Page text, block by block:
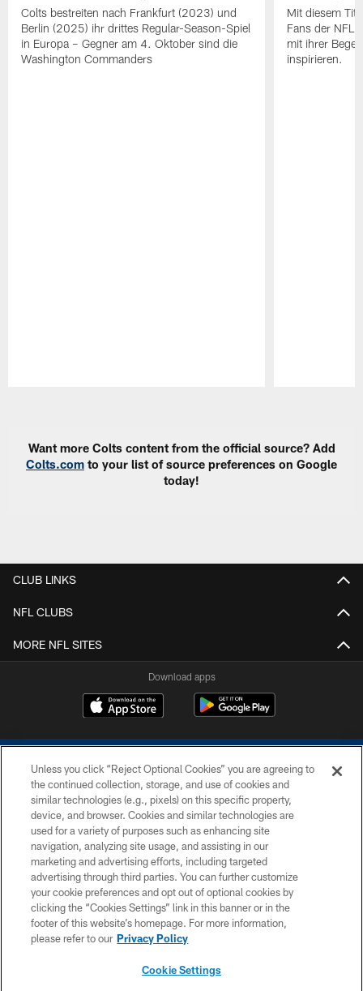
Colts bestreiten nach Frankfurt (2023) und
Berlin (2025) ihr drittes Regular-Season-Spiel
in Europa – Gegner am 4. Oktober sind die
Washington Commanders
Mit diesem
Fans der NFL
mit ihrer
inspirieren.
Want more Colts content from the official source? Add
Colts.com to your list of source preferences on Google
today!
CLUB LINKS
NFL CLUBS
MORE NFL SITES
Download apps
COPYRIGHT © 2026 COLTS, INC.
PRIVACY POLICY
ACCESSIBILITY
CONTACT US
SITE MAP
Unless you click “Reject Optional Cookies” you are agreeing to
the continued collection, storage, and use of cookies and
similar technologies (e.g., pixels) on this specific property,
device, and browser. Cookies and similar technologies are
used for a variety of purposes such as enhancing site
navigation, analyzing site usage, and assisting in our
marketing and advertising efforts, including targeted
advertising through third parties. You can further customize
your cookie preferences and opt out of optional cookies by
clicking the “Cookies Settings” link in this banner or in the
footer of this website’s homepage. For more information,
please refer to our Privacy Policy
Cookie Settings